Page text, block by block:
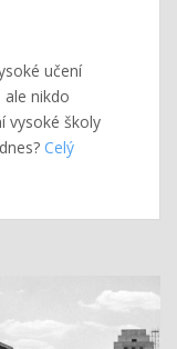
učení
nikdo
vysoké školy
Celý